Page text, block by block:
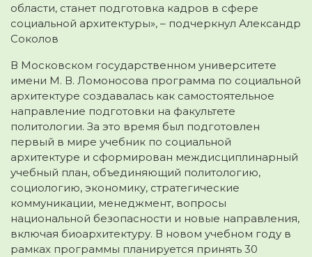
области, станет подготовка кадров в сфере
социальной архитектуры», – подчеркнул Александр
Соколов
В Московском государственном университете
имени М. В. Ломоносова программа по социальной
архитектуре создавалась как самостоятельное
направление подготовки на факультете
политологии. За это время был подготовлен
первый в мире учебник по социальной
архитектуре и сформирован междисциплинарный
учебный план, объединяющий политологию,
социологию, экономику, стратегические
коммуникации, менеджмент, вопросы
национальной безопасности и новые направления,
включая биоархитектуру. В новом учебном году в
рамках программы планируется принять 30